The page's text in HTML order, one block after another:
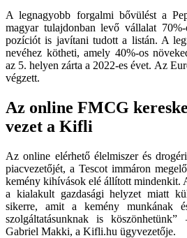
A legnagyobb forgalmi bővülést a
magyar tulajdonban levő vállalat
pozíciót is javítani tudott a listán. A
nevéhez kötheti, amely 40%-os
az 5. helyen zárta a 2022-es évet. Az
végzett.
Az online FMCG
vezet a Kifli
Az online elérhető élelmiszer és
piacvezetőjét, a Tescot immáron
kemény kihívások elé állított mindenkit.
a kialakult gazdasági helyzet miatt
sikerre, amit a kemény munkának
szolgáltatásunknak is
Gabriel Makki, a Kifli.hu ügyvezetője.